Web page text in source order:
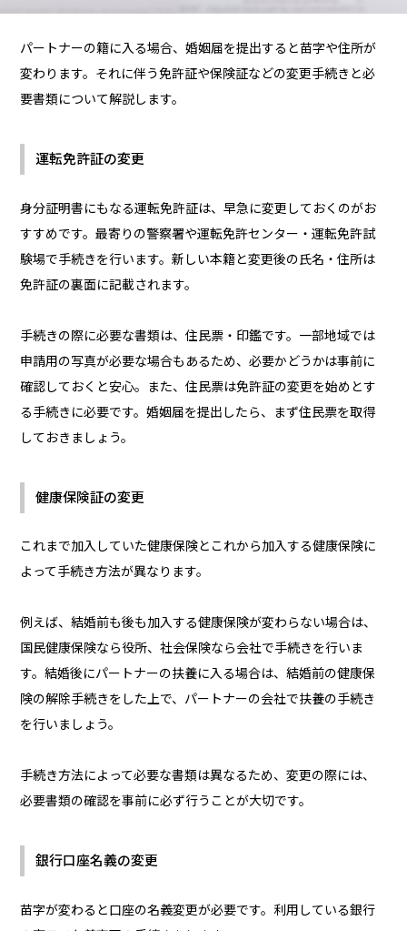
パートナーの籍に入る場合、婚姻届を提出すると苗字や住所が
変わります。それに伴う免許証や保険証などの変更手続きと必
要書類について解説します。
運転免許証の変更
身分証明書にもなる運転免許証は、早急に変更しておくのがお
すすめです。最寄りの警察署や運転免許センター・運転免許試
験場で手続きを行います。新しい本籍と変更後の氏名・住所は
免許証の裏面に記載されます。
手続きの際に必要な書類は、住民票・印鑑です。一部地域では
申請用の写真が必要な場合もあるため、必要かどうかは事前に
確認しておくと安心。また、住民票は免許証の変更を始めとす
る手続きに必要です。婚姻届を提出したら、まず住民票を取得
しておきましょう。
健康保険証の変更
これまで加入していた健康保険とこれから加入する健康保険に
よって手続き方法が異なります。
例えば、結婚前も後も加入する健康保険が変わらない場合は、
国民健康保険なら役所、社会保険なら会社で手続きを行いま
す。結婚後にパートナーの扶養に入る場合は、結婚前の健康保
険の解除手続きをした上で、パートナーの会社で扶養の手続き
を行いましょう。
手続き方法によって必要な書類は異なるため、変更の際には、
必要書類の確認を事前に必ず行うことが大切です。
銀行口座名義の変更
苗字が変わると口座の名義変更が必要です。利用している銀行